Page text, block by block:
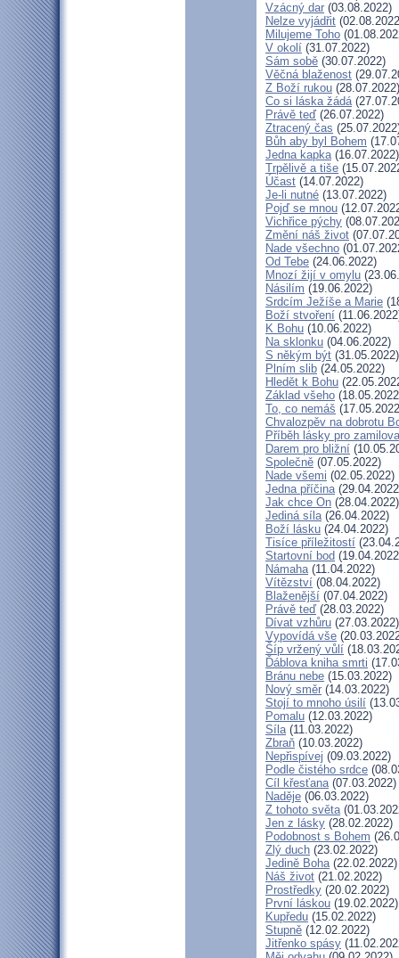
Vzácný dar (03.08.2022)
Nelze vyjádřit
Milujeme Toho
V okolí (31.07.2022)
Sám sobě (30.07.2022)
Věčná blaženost
Z Boží rukou (28.07.2022)
Co si láska žádá
Právě teď (26.07.2022)
Ztracený čas
Bůh aby byl Bohem
Jedna kapka(16.07.2022)
Trpělivě a tiše
Účast (14.07.2022)
Je-li nutné (13.07.2022)
Pojď se mnou
Vichřice pýchy
Změní náš život
Nade všechno
Od Tebe (24.06.2022)
Mnozí žijí v omylu
Násilím (19.06.2022)
Srdcím Ježíše a Marie
Boží stvoření
K Bohu (10.06.2022)
Na sklonku (04.06.2022)
S někým být (31.05.2022)
Plním slib (24.05.2022)
Hledět k Bohu
Základ všeho
To, co nemáš
Chvalozpěv na dobrotu
Příběh lásky pro
Darem pro bližní
Společně (07.05.2022)
Nade všemi (02.05.2022)
Jedna příčina
Jak chce On (28.04.2022)
Jediná síla(26.04.2022)
Boží lásku (24.04.2022)
Tisíce příležitostí
Startovní bod
Námaha(11.04.2022)
Vítězství (08.04.2022)
Blaženější (07.04.2022)
Právě teď (28.03.2022)
Dívat vzhůru (27.03.2022)
Vypovídá vše
Šíp vržený vůlí
Ďáblova kniha smrti
Bránu nebe (15.03.2022)
Nový směr (14.03.2022)
Stojí to mnoho úsilí
Pomalu (12.03.2022)
Síla(11.03.2022)
Zbraň (10.03.2022)
Nepřispívej (09.03.2022)
Podle čistého srdce
Cíl křesťana(07.03.2022)
Naděje (06.03.2022)
Z tohoto světa
Jen z lásky (28.02.2022)
Podobnost s Bohem
Zlý duch (23.02.2022)
Jedině Boha(22.02.2022)
Náš život (21.02.2022)
Prostředky (20.02.2022)
První láskou (19.02.2022)
Kupředu (15.02.2022)
Stupně (12.02.2022)
Jitřenko spásy